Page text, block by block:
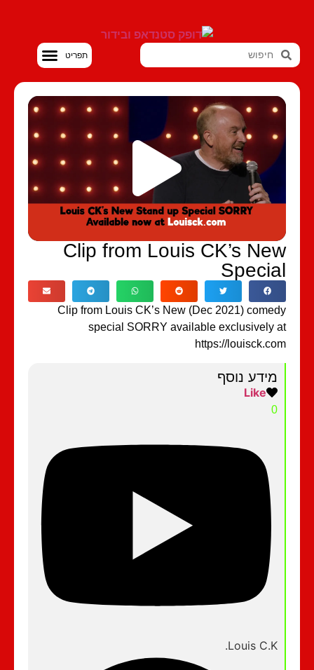
Clip from Louis CK’s
Clip from Louis CK’s New (Dec 2021)
special SORRY available exclusively
https://
מידע נוסף
Louis C.K.